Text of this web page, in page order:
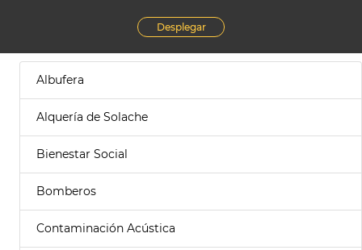
Desplegar
Albufera
Alquería de Solache
Bienestar Social
Bomberos
Contaminación Acústica